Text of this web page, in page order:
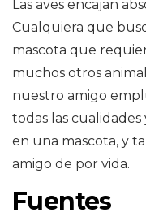
Las aves encajan
Cualquiera que
mascota que
muchos otros
nuestro amigo
todas las
en una mascota, y
amigo de por vida.
Fuentes